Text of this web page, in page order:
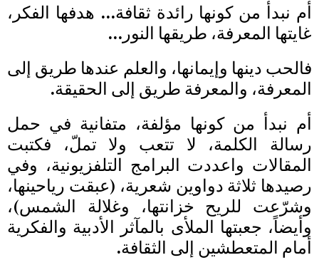
أم نبدأ من كونها رائدة ثقافة… هدفها الفكر،
غايتها المعرفة، طريقها النور…
فالحب دينها وإيمانها، والعلم عندها طريق إلى
المعرفة، والمعرفة طريق إلى الحقيقة.
أم نبدأ من كونها مؤلفة، متفانية في حمل
رسالة الكلمة، لا تتعب ولا تملّ، فكتبت
المقالات واعددت البرامج التلفزيونية، وفي
رصيدها ثلاثة دواوين شعرية، (عبقت رياحينها،
وشرّعت للريح خزانتها، وغلالة الشمس)،
وأيضاً، جعبتها الملأى بالمآثر الأدبية والفكرية
أمام المتعطشين إلى الثقافة.